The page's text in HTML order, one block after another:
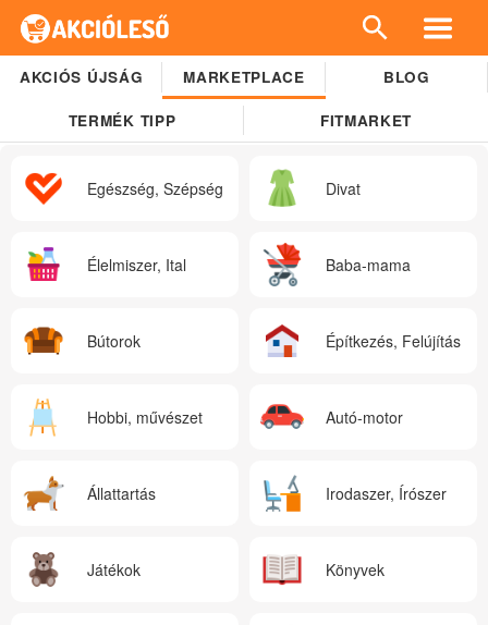
AKCIÓS ÚJSÁG MARKETPLACE BLOG
TERMÉK TIPP FITMARKET
Egészség, Szépség Divat
Élelmiszer, Ital Baba-mama
Bútorok Építkezés, Felújítás
Hobbi, művészet Autó-motor
Állattartás Irodaszer, Írószer
Játékok Könyvek